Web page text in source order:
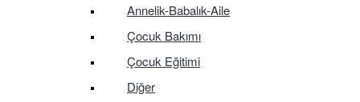
Annelik-Babalık-Aile
Çocuk Bakımı
Çocuk Eğitimi
Diğer